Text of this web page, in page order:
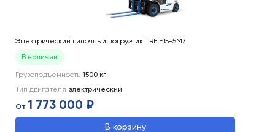
Электрический вилочный погрузчик TRF E15-5M7
В наличии
Грузоподъемность 1500 кг
Тип двигателя электрический
От 1 773 000 ₽
В корзину